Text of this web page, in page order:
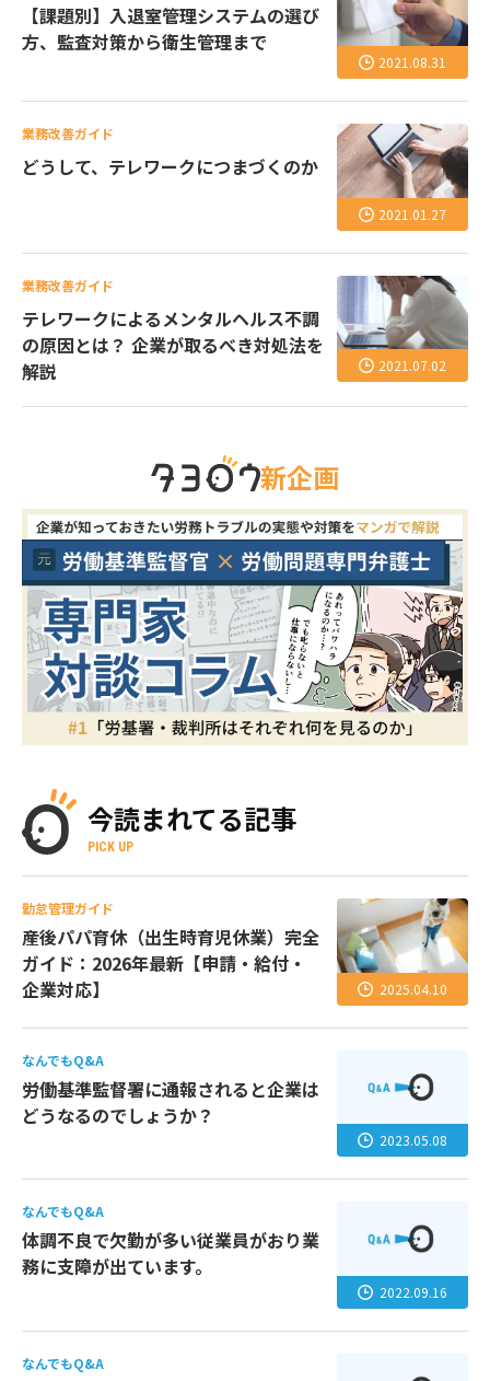
2021.08.31
【課題別】入退室管理システムの選び
方、監査対策から衛生管理まで
2021.01.27
業務改善ガイド
どうして、テレワークにつまづくのか
2021.07.02
業務改善ガイド
テレワークによるメンタルヘルス不調
の原因とは？ 企業が取るべき対処法を
解説
新企画
今読まれてる記事
PICK UP
勤怠管理ガイド
産後パパ育休（出生時育児休業）完全
ガイド：2026年最新【申請・給付・
企業対応】
2025.04.10
なんでもQ&A
労働基準監督署に通報されると企業は
どうなるのでしょうか？
2023.05.08
なんでもQ&A
体調不良で欠勤が多い従業員がおり業
務に支障が出ています。
2022.09.16
なんでもQ&A